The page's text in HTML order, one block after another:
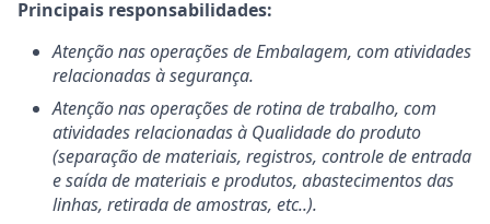
Principais responsabilidades:
Atenção nas operações de Embalagem, com atividades
relacionadas à segurança.
Atenção nas operações de rotina de trabalho, com
atividades relacionadas à Qualidade do produto
(separação de materiais, registros, controle de entrada
e saída de materiais e produtos, abastecimentos das
linhas, retirada de amostras, etc..).